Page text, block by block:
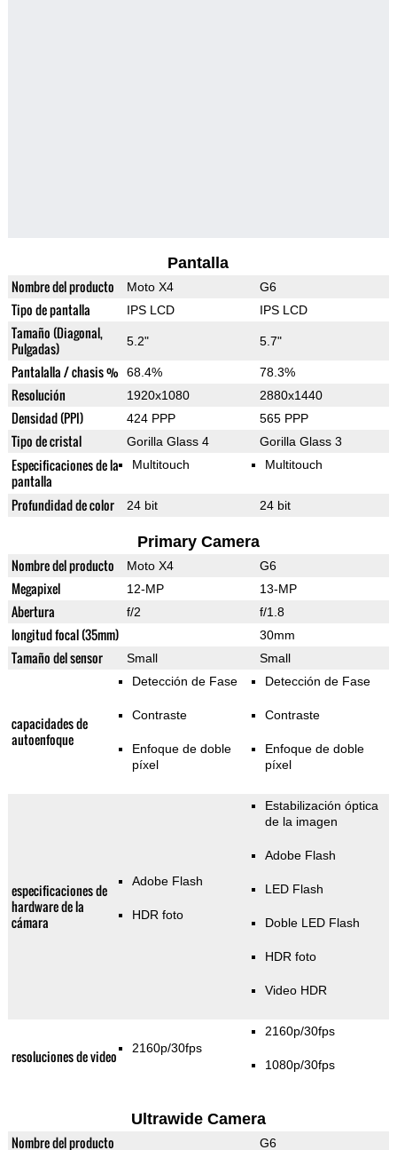
Pantalla
Nombre del producto Moto X4 G6
Tipo de pantalla IPS LCD IPS LCD
Tamaño (Diagonal,
Pulgadas)
5.2" 5.7"
Pantalalla / chasis % 68.4% 78.3%
Resolución 1920x1080 2880x1440
Densidad (PPI) 424 PPP 565 PPP
Tipo de cristal Gorilla Glass 4 Gorilla Glass 3
Especificaciones de la
pantalla
Multitouch Multitouch
Profundidad de color 24 bit 24 bit
Primary Camera
Nombre del producto Moto X4 G6
Megapixel 12-MP 13-MP
Abertura f/2 f/1.8
longitud focal (35mm) 30mm
Tamaño del sensor Small Small
capacidades de
autoenfoque
Detección de Fase
Contraste
Enfoque de doble
píxel
Detección de Fase
Contraste
Enfoque de doble
píxel
especificaciones de
hardware de la
cámara
Adobe Flash
HDR foto
Estabilización óptica
de la imagen
Adobe Flash
LED Flash
Doble LED Flash
HDR foto
Video HDR
resoluciones de video 2160p/30fps
2160p/30fps
1080p/30fps
Ultrawide Camera
Nombre del producto G6